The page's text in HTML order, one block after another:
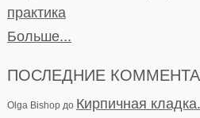
практика
Больше...
ПОСЛЕДНИЕ
Olga Bishopдо Кирпичная